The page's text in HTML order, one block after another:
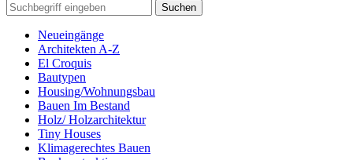
Suchen
Neueingänge
Architekten A-Z
El Croquis
Bautypen
Housing/Wohnungsbau
Bauen Im Bestand
Holz/ Holzarchitektur
Tiny Houses
Klimagerechtes Bauen